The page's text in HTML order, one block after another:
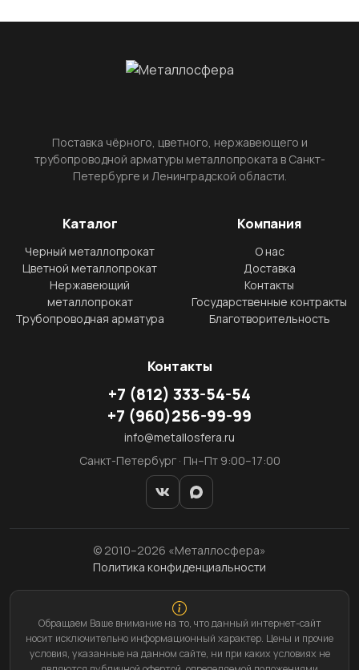
Поставка чёрного, цветного, нержавеющего и
трубопроводной арматуры металлопроката в Санкт-
Петербурге и Ленинградской области.
Каталог
Черный металлопрокат
Цветной металлопрокат
Нержавеющий
металлопрокат
Трубопроводная арматура
Компания
О нас
Доставка
Контакты
Государственные контракты
Благотворительность
Контакты
+7 (812) 333-54-54
+7 (960)256-99-99
info@metallosfera.ru
Санкт-Петербург · Пн–Пт 9:00–17:00
© 2010–2026 «Металлосфера»
Политика конфиденциальности
Обращаем Ваше внимание на то, что данный интернет-сайт
носит исключительно информационный характер. Цены и прочие
условия, указанные на данном сайте, ни при каких условиях не